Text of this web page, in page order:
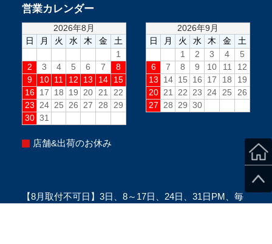
営業カレンダー
店舗&出荷のお休み
【8月取付不可日】3日、8～17日、24日、31日PM、毎